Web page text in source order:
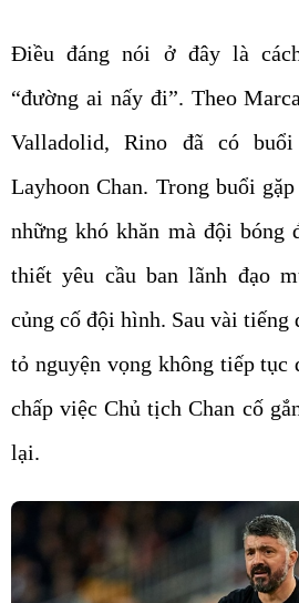
Điều đáng nói ở đây là
“đường ai nấy đi”. Theo
Valladolid, Rino đã có
Layhoon Chan. Trong buổi
những khó khăn mà đội bóng
thiết yêu cầu ban lãnh đạo
củng cố đội hình. Sau vài tiếng
tỏ nguyện vọng không tiếp tục
chấp việc Chủ tịch Chan cố
lại.